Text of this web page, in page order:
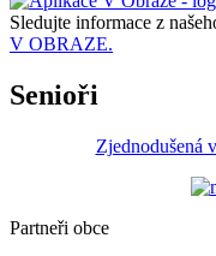
Sledujte informace z
V OBRAZE.
Senioři
Zjednodušená
Partneři obce